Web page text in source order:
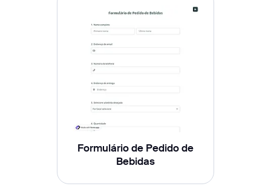
Formulário de Pedido de
Bebidas